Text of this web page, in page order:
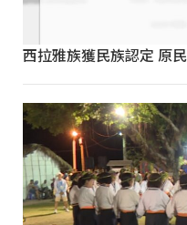
西拉雅族獲民族認定 原